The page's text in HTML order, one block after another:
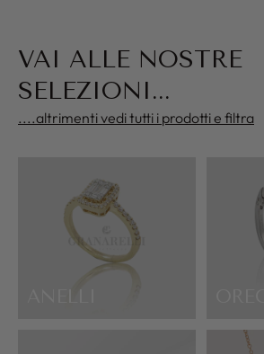
VAI ALLE NOSTRE
SELEZIONI...
....altrimenti vedi tutti i prodotti e filtra
ANELLI